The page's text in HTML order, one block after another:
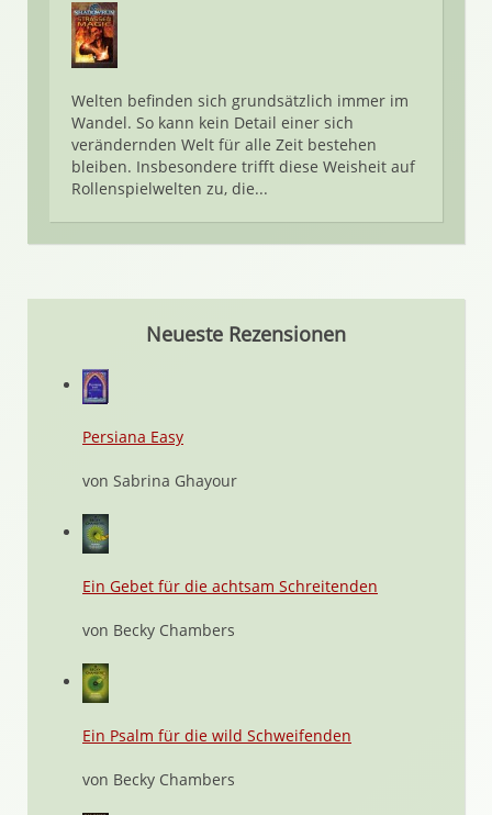
Welten befinden sich grundsätzlich immer im
Wandel. So kann kein Detail einer sich
verändernden Welt für alle Zeit bestehen
bleiben. Insbesondere trifft diese Weisheit auf
Rollenspielwelten zu, die...
Neueste Rezensionen
Persiana Easy
von Sabrina Ghayour
Ein Gebet für die achtsam Schreitenden
von Becky Chambers
Ein Psalm für die wild Schweifenden
von Becky Chambers